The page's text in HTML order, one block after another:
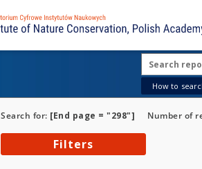
How to
Search for: [End page = "298"] Number of
Filters